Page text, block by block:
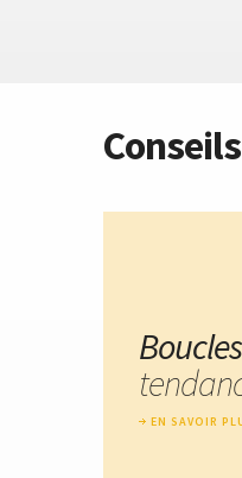
EN SAVOIR